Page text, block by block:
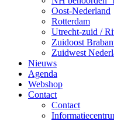
Oost-Nederland
Rotterdam
Utrecht-zuid /
Zuidoost
Zuidwest
Nieuws
Agenda
Webshop
Contact
Contact